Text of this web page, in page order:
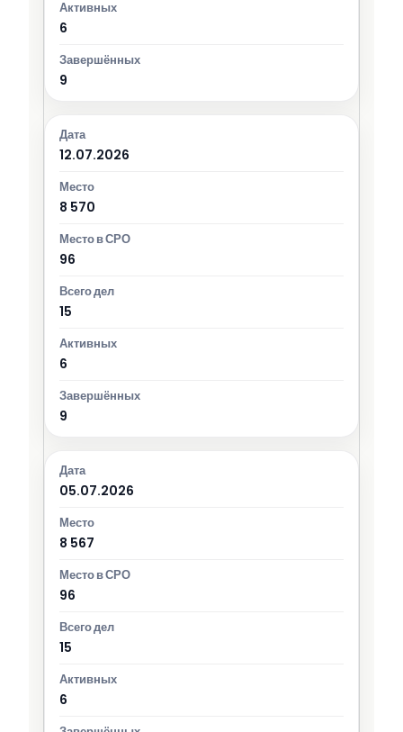
6
9
12.07.2026
8 570
96
15
6
9
05.07.2026
8 567
96
15
6